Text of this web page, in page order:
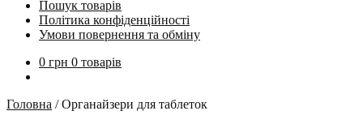
Пошук товарів
Політика конфіденційності
Умови повернення та обміну
0 грн 0 товарів
Головна /Органайзери для таблеток